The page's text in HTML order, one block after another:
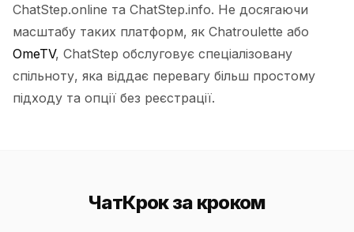
ChatStep.online та ChatStep.info. Не досягаючи
масштабу таких платформ, як Chatroulette або
OmeTV, ChatStep обслуговує спеціалізовану
спільноту, яка віддає перевагу більш простому
підходу та опції без реєстрації.
ЧатКрок за кроком